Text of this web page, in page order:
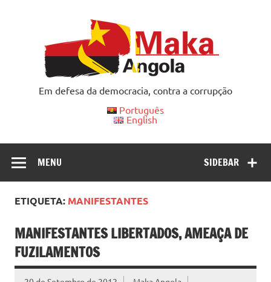
Em defesa da democracia, contra a corrupção
Português
English
SIDEBAR
MENU
ETIQUETA: MANIFESTANTES
MANIFESTANTES LIBERTADOS, AMEAÇA DE
FUZILAMENTOS